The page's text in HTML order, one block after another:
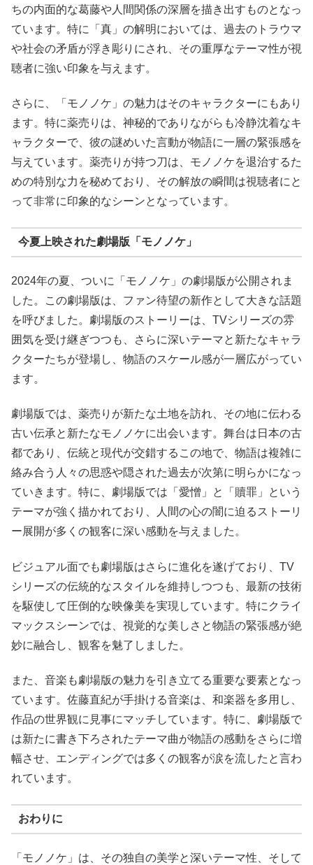
ちの内面的な葛藤や人間関係の深層を描き出すものとなっ
ています。特に「真」の解明においては、過去のトラウマ
や社会の矛盾が浮き彫りにされ、その重厚なテーマ性が視
聴者に強い印象を与えます。
さらに、「モノノケ」の魅力はそのキャラクターにもあり
ます。特に薬売りは、神秘的でありながらも冷静沈着なキ
ャラクターで、彼の謎めいた言動が物語に一層の緊張感を
与えています。薬売りが持つ刀は、モノノケを退治するた
めの特別な力を秘めており、その解放の瞬間は視聴者にと
って非常に印象的なシーンとなっています。
今夏上映された劇場版「モノノケ」
2024年の夏、ついに「モノノケ」の劇場版が公開されま
した。この劇場版は、ファン待望の新作として大きな話題
を呼びました。劇場版のストーリーは、TVシリーズの雰
囲気を受け継ぎつつも、さらに深いテーマと新たなキャラ
クターたちが登場し、物語のスケール感が一層広がってい
ます。
劇場版では、薬売りが新たな土地を訪れ、その地に伝わる
古い伝承と新たなモノノケに出会います。舞台は日本の古
都であり、伝統と現代が交錯するこの地で、物語は複雑に
絡み合う人々の思惑や隠された過去が次第に明らかになっ
ていきます。特に、劇場版では「愛憎」と「贖罪」という
テーマが強く描かれており、人間の心の闇に迫るストーリ
ー展開が多くの観客に深い感動を与えました。
ビジュアル面でも劇場版はさらに進化を遂げており、TV
シリーズの伝統的なスタイルを維持しつつも、最新の技術
を駆使して圧倒的な映像美を実現しています。特にクライ
マックスシーンでは、視覚的な美しさと物語の緊張感が絶
妙に融合し、観客を魅了しました。
また、音楽も劇場版の魅力を引き立てる重要な要素となっ
ています。佐藤直紀が手掛ける音楽は、和楽器を多用し、
作品の世界観に見事にマッチしています。特に、劇場版で
は新たに書き下ろされたテーマ曲が物語の感動をさらに増
幅させ、エンディングでは多くの観客が涙を流したと言わ
れています。
おわりに
「モノノケ」は、その独自の美学と深いテーマ性、そして